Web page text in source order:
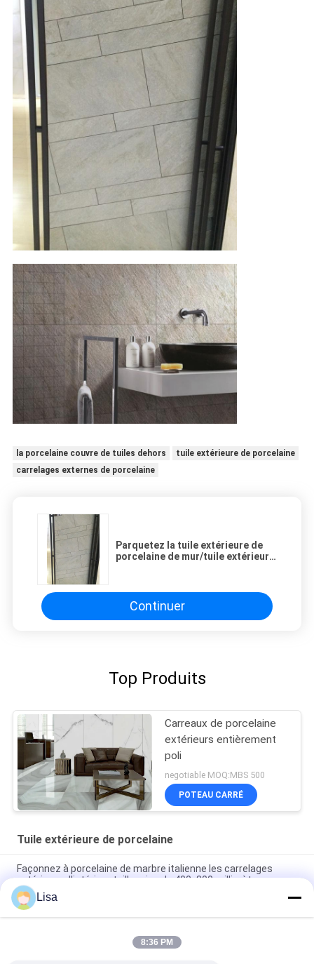
la porcelaine couvre de tuiles dehors
tuile extérieure de porcelaine
carrelages externes de porcelaine
Parquetez la tuile extérieure de
porcelaine de mur/tuile extérieure
Continuer
Top Produits
Carreaux de porcelaine
extérieurs entièrement
poli
negotiable MOQ:MBS 500
POTEAU CARRÉ
Tuile extérieure de porcelaine
Façonnez à porcelaine de marbre italienne les carrelages
extérieurs d'intérieur taille grise de 400x800 millimètre
la porcelaine extérieure d'intérieur de 40*80cm couvre de
tuiles la couleur beige de marbre résistante à l'usure
Carrelages extérieurs mats de cuisine de porcelaine
Lisa
8:36 PM